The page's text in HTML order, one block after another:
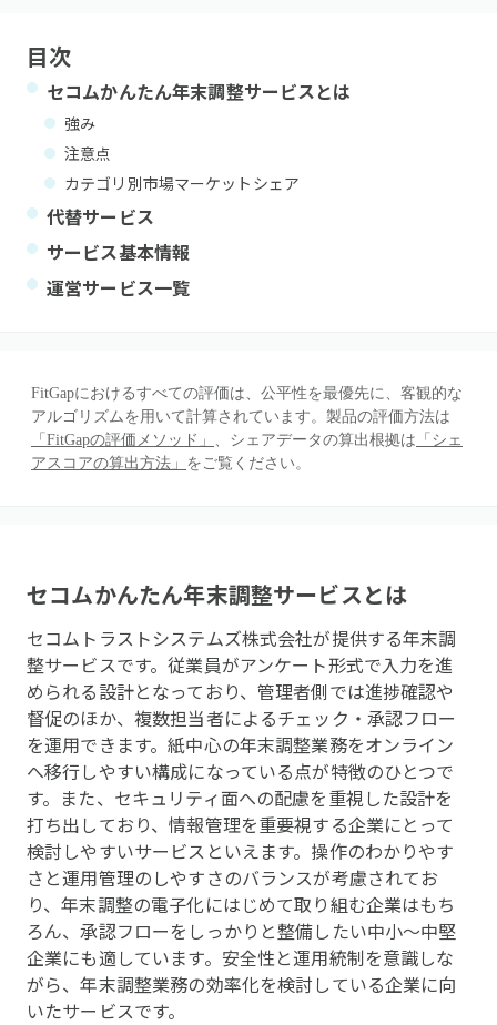
目次
セコムかんたん年末調整サービスとは
強み
注意点
カテゴリ別市場マーケットシェア
代替サービス
サービス基本情報
運営サービス一覧
FitGapにおけるすべての評価は、公平性を最優先に、客観的な
アルゴリズムを用いて計算されています。製品の評価方法は
「FitGapの評価メソッド」 、シェアデータの算出根拠は 「シェ
アスコアの算出方法」 をご覧ください。
セコムかんたん年末調整サービスとは
セコムトラストシステムズ株式会社が提供する年末調
整サービスです。従業員がアンケート形式で入力を進
められる設計となっており、管理者側では進捗確認や
督促のほか、複数担当者によるチェック・承認フロー
を運用できます。紙中心の年末調整業務をオンライン
へ移行しやすい構成になっている点が特徴のひとつで
す。また、セキュリティ面への配慮を重視した設計を
打ち出しており、情報管理を重要視する企業にとって
検討しやすいサービスといえます。操作のわかりやす
さと運用管理のしやすさのバランスが考慮されてお
り、年末調整の電子化にはじめて取り組む企業はもち
ろん、承認フローをしっかりと整備したい中小〜中堅
企業にも適しています。安全性と運用統制を意識しな
がら、年末調整業務の効率化を検討している企業に向
いたサービスです。